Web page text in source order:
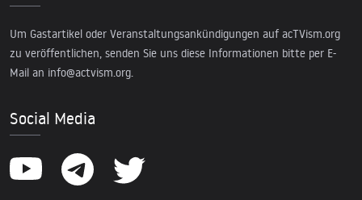
Um Gastartikel oder Veranstaltungsankündigungen auf acTVism.org
zu veröffentlichen, senden Sie uns diese Informationen bitte per E-
Mail an info@actvism.org.
Social Media